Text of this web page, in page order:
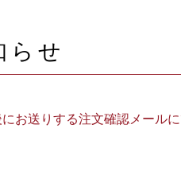
らせ
お送りする注文確認メールに